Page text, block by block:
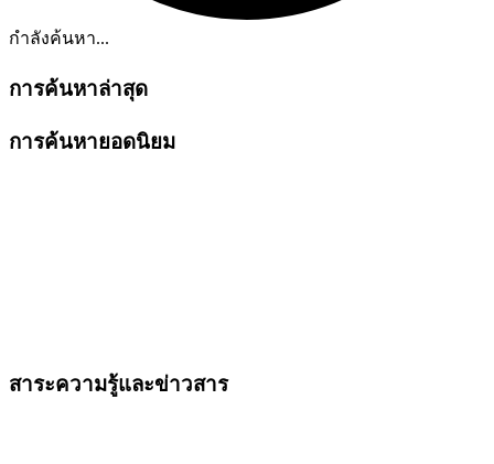
กำลังค้นหา...
การค้นหาล่าสุด
การค้นหายอดนิยม
สาระความรู้และข่าวสาร